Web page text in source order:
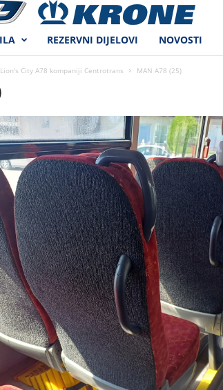
REZERVNI DIJELOVI NOVOSTI
City A78 kompaniji Centrotrans MAN A78 (25)